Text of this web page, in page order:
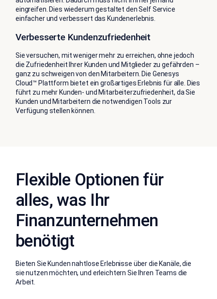
eingreifen. Dies wiederum gestaltet den Self Service
einfacher und verbessert das Kundenerlebnis.
Verbesserte Kundenzufriedenheit
Sie versuchen, mit weniger mehr zu erreichen, ohne jedoch
die Zufriedenheit Ihrer Kunden und Mitglieder zu gefährden –
ganz zu schweigen von den Mitarbeitern. Die Genesys
Cloud™ Plattform bietet ein großartiges Erlebnis für alle. Dies
führt zu mehr Kunden- und Mitarbeiterzufriedenheit, da Sie
Kunden und Mitarbeitern die notwendigen Tools zur
Verfügung stellen können.
Flexible Optionen für
alles, was Ihr
Finanzunternehmen
benötigt
Bieten Sie Kunden nahtlose Erlebnisse über die Kanäle, die
sie nutzen möchten, und erleichtern Sie Ihren Teams die
Arbeit.